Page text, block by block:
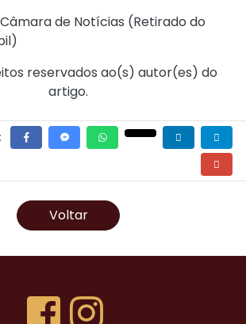
de Notícias (Retirado do
)
reservados ao(s) autor(es) do
artigo.
Voltar